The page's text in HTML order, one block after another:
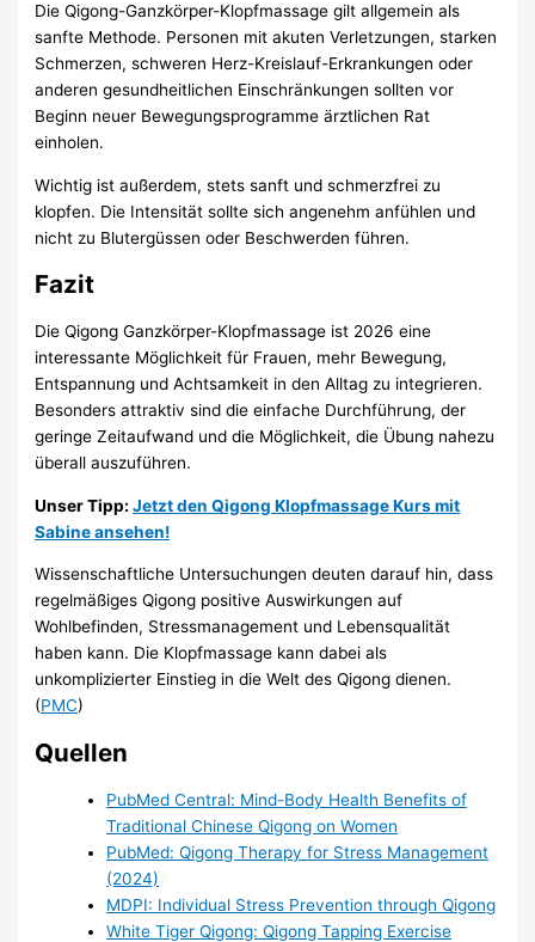
Die Qigong-Ganzkörper-Klopfmassage gilt allgemein als
sanfte Methode. Personen mit akuten Verletzungen, starken
Schmerzen, schweren Herz-Kreislauf-Erkrankungen oder
anderen gesundheitlichen Einschränkungen sollten vor
Beginn neuer Bewegungsprogramme ärztlichen Rat
einholen.
Wichtig ist außerdem, stets sanft und schmerzfrei zu
klopfen. Die Intensität sollte sich angenehm anfühlen und
nicht zu Blutergüssen oder Beschwerden führen.
Fazit
Die Qigong Ganzkörper-Klopfmassage ist 2026 eine
interessante Möglichkeit für Frauen, mehr Bewegung,
Entspannung und Achtsamkeit in den Alltag zu integrieren.
Besonders attraktiv sind die einfache Durchführung, der
geringe Zeitaufwand und die Möglichkeit, die Übung nahezu
überall auszuführen.
Unser Tipp:Jetzt den Qigong Klopfmassage Kurs mit
Sabine ansehen!
Wissenschaftliche Untersuchungen deuten darauf hin, dass
regelmäßiges Qigong positive Auswirkungen auf
Wohlbefinden, Stressmanagement und Lebensqualität
haben kann. Die Klopfmassage kann dabei als
unkomplizierter Einstieg in die Welt des Qigong dienen.
(PMC)
Quellen
PubMed Central: Mind-Body Health Benefits of
Traditional Chinese Qigong on Women
PubMed: Qigong Therapy for Stress Management
(2024)
MDPI: Individual Stress Prevention through Qigong
White Tiger Qigong: Qigong Tapping Exercise